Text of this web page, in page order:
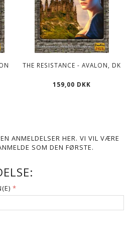
THE RESISTANCE - AVALON, DK
159,00 DKK
ANMELDELSER HER. VI VIL VÆRE
SOM DEN FØRSTE.